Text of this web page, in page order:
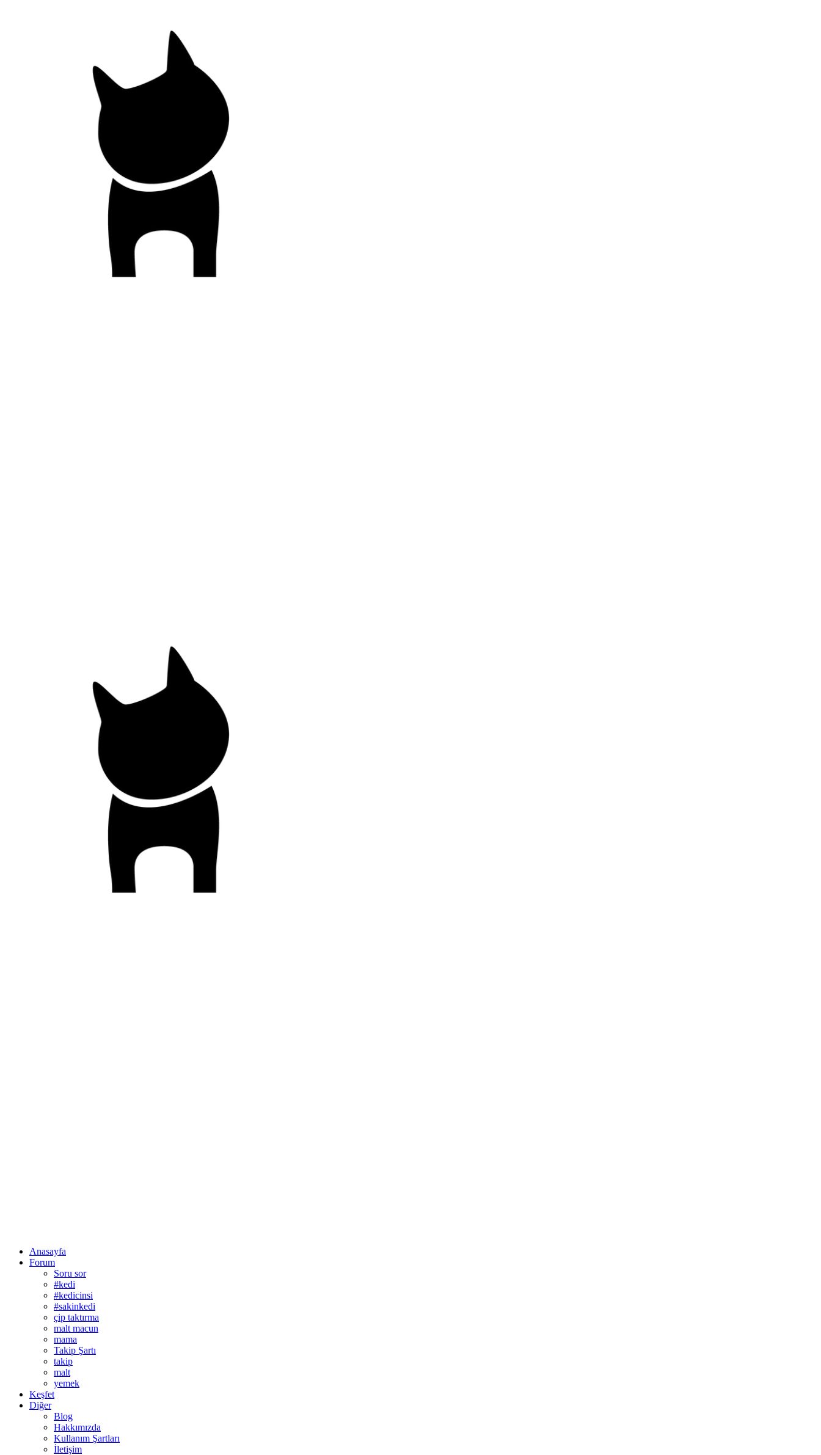
Anasayfa
Forum
Soru sor
#kedi
#kedicinsi
#sakinkedi
çip taktırma
malt macun
mama
Takip Şartı
takip
malt
yemek
Keşfet
Diğer
Blog
Hakkımızda
Kullanım Şartları
İletişim